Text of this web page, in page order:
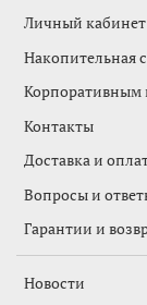
Личный кабинет
Накопительная
Корпоративным
Контакты
Доставка и
Вопросы и
Гарантии и
Новости